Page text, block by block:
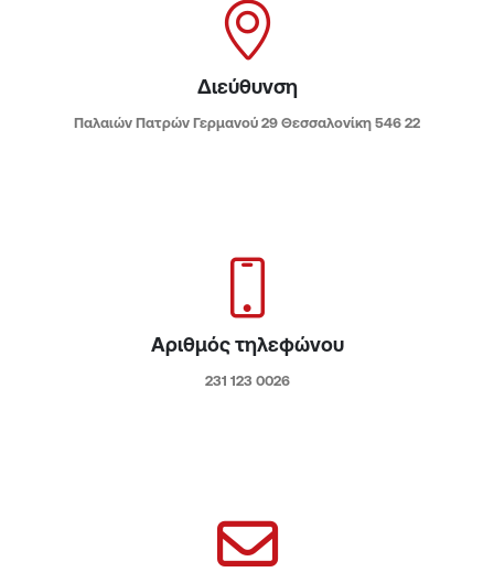
Διεύθυνση
Παλαιών Πατρών Γερμανού 29 Θεσσαλονίκη 546 22
Αριθμός τηλεφώνου
231 123 0026